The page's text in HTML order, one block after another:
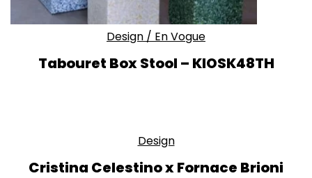
Design / En Vogue
Tabouret Box Stool – KIOSK48TH
Design
Cristina Celestino x Fornace Brioni